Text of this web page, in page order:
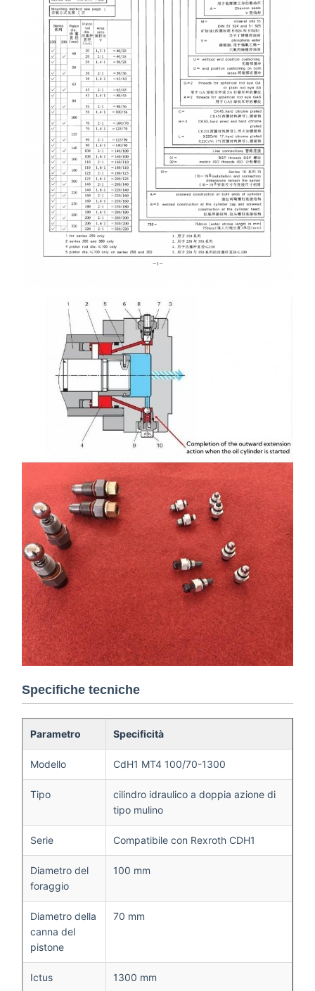
Specifiche tecniche
Parametro Specificità
Modello CdH1 MT4 100/70-1300
Tipo
cilindro idraulico a doppia azione di
tipo mulino
Serie Compatibile con Rexroth CDH1
Diametro del
foraggio
100 mm
Diametro della
canna del
pistone
70 mm
Ictus 1300 mm